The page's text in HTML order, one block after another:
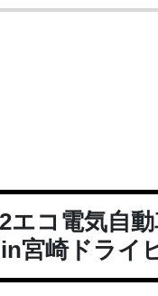
エコ電気自
in宮崎ドライ